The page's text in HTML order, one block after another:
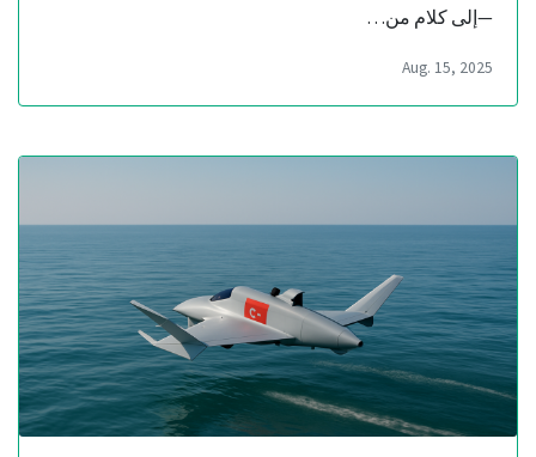
—إلى كلام من…
Aug. 15, 2025